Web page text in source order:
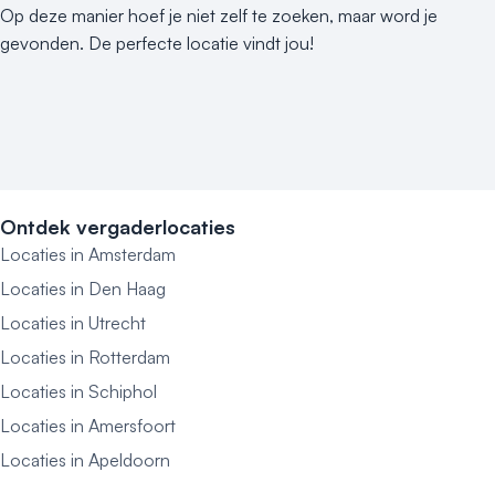
Op deze manier hoef je niet zelf te zoeken, maar word je
gevonden. De perfecte locatie vindt jou!
Ontdek vergaderlocaties
Locaties in Amsterdam
Locaties in Den Haag
Locaties in Utrecht
Locaties in Rotterdam
Locaties in Schiphol
Locaties in Amersfoort
Locaties in Apeldoorn